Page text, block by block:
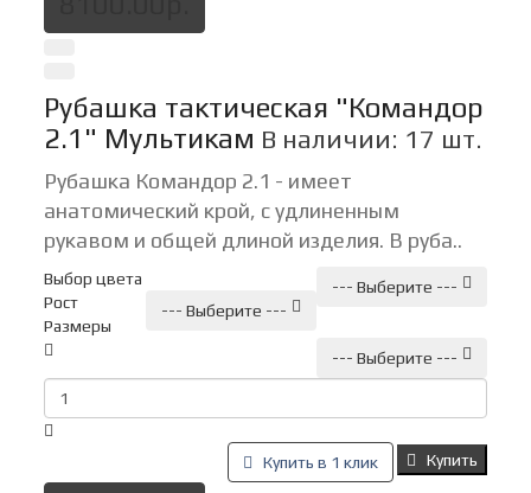
Рубашка тактическая "Командор
2.1" Мультикам В наличии: 17 шт.
Рубашка Командор 2.1 - имеет
анатомический крой, с удлиненным
рукавом и общей длиной изделия. В руба..
Выбор цвета
--- Выберите ---
Рост
--- Выберите ---
Размеры
--- Выберите ---
Купить в 1 клик Купить